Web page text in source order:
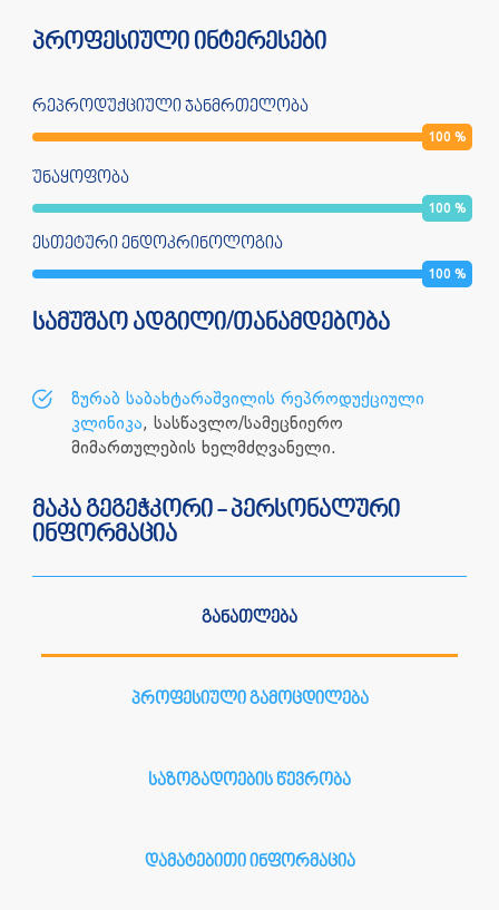
პროფესიული ინტერესები
რეპროდუქციული ჯანმრთელობა
100 %
უნაყოფობა
100 %
ესთეტური ენდოკრინოლოგია
100 %
სამუშაო ადგილი/თანამდებობა
ზურაბ საბახტარაშვილის რეპროდუქციული
კლინიკა, სასწავლო/სამეცნიერო
მიმართულების ხელმძღვანელი.
მაკა გეგეჭკორი - პერსონალური
ინფორმაცია
განათლება
პროფესიული გამოცდილება
საზოგადოების წევრობა
დამატებითი ინფორმაცია